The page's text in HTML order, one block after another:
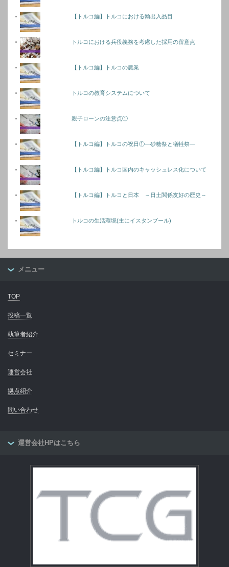
【トルコ編】トルコにおける輸出入品目
トルコにおける兵役義務を考慮した採用の留意点
【トルコ編】トルコの農業
トルコの教育システムについて
親子ローンの注意点①
【トルコ編】トルコの祝日①―砂糖祭と犠牲祭―
【トルコ編】トルコ国内のキャッシュレス化について
【トルコ編】トルコと日本 ～日土関係友好の歴史～
トルコの生活環境(主にイスタンブール)
メニュー
TOP
投稿一覧
執筆者紹介
セミナー
運営会社
拠点紹介
問い合わせ
運営会社HPはこちら